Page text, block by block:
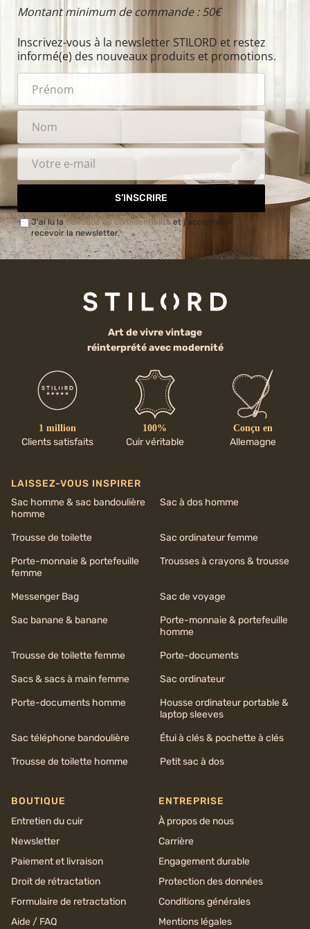
Montant minimum de commande : 50€
Inscrivez-vous à la newsletter STILORD et restez
informé(e) des nouveaux produits et promotions.
S’INSCRIRE
J'ai lu laPolitique de confidentialitéet j'accepte de
recevoir la newsletter.
Art de vivre vintage
réinterprété avec modernité
1 million
Clients satisfaits
100%
Cuir véritable
Conçu en
Allemagne
LAISSEZ-VOUS INSPIRER
Sac homme & sac bandoulière
homme
Sac à dos homme
Trousse de toilette
Sac ordinateur femme
Porte-monnaie & portefeuille
femme
Trousses à crayons & trousse
Messenger Bag
Sac de voyage
Sac banane & banane
Porte-monnaie & portefeuille
homme
Trousse de toilette femme
Porte-documents
Sacs & sacs à main femme
Sac ordinateur
Porte-documents homme
Housse ordinateur portable &
laptop sleeves
Sac téléphone bandoulière
Étui à clés & pochette à clés
Trousse de toilette homme
Petit sac à dos
BOUTIQUE
Entretien du cuir
Newsletter
Paiement et livraison
Droit de rétractation
Formulaire de retractation
Aide / FAQ
ENTREPRISE
À propos de nous
Carrière
Engagement durable
Protection des données
Conditions générales
Mentions légales